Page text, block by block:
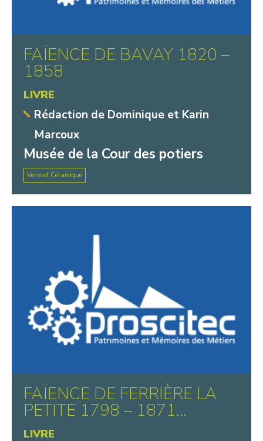
FAÏENCE DE BAVAY 1820 –
1858
LIVRE
Rédaction de Dominique et Karin
Marcoux
Musée de la Cour des potiers
Verre et Céramique
FAÏENCE DE FERRIÈRE LA
PETITE 1798 – 1871...
LIVRE